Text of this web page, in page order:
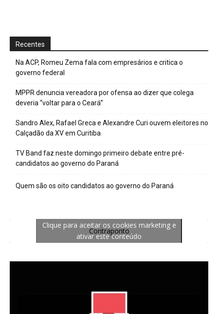
Recentes
Na ACP, Romeu Zema fala com empresários e critica o
governo federal
MPPR denuncia vereadora por ofensa ao dizer que colega
deveria “voltar para o Ceará”
Sandro Alex, Rafael Greca e Alexandre Curi ouvem eleitores no
Calçadão da XV em Curitiba
TV Band faz neste domingo primeiro debate entre pré-
candidatos ao governo do Paraná
Quem são os oito candidatos ao governo do Paraná
Contraponto
Clique para aceitar os cookies marketing e
ativar este conteúdo